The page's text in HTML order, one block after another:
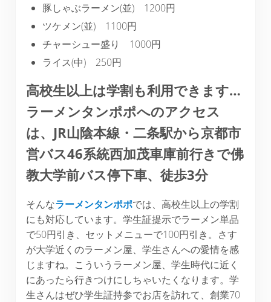
豚しゃぶラーメン(並) 1200円
ツケメン(並) 1100円
チャーシュー盛り 1000円
ライス(中) 250円
高校生以上は学割も利用できます…
ラーメンタンポポへのアクセス
は、JR山陰本線・二条駅から京都市
営バス46系統西加茂車庫前行きで佛
教大学前バス停下車、徒歩3分
そんなラーメンタンポポでは、高校生以上の学割
にも対応しています。学生証提示でラーメン単品
で50円引き、セットメニューで100円引き。さす
が大学近くのラーメン屋、学生さんへの愛情を感
じますね。こういうラーメン屋、学生時代に近く
にあったら行きつけにしちゃいたくなります。学
生さんはぜひ学生証持参でお店を訪れて、創業70